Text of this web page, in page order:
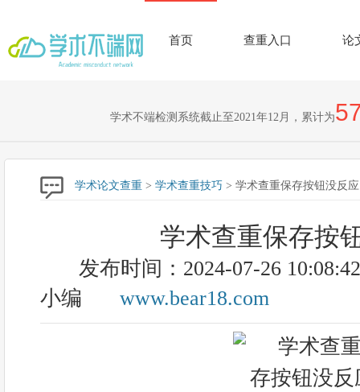
首页 查重入口 论
学术不端检测系统截止至2021年12月，累计为
学术论文查重 > 学术查重技巧 > 学术查重保存按钮没反应
学术查重保存按
发布时间：2024-07-26 10:08:42
小编
www.bear18.com